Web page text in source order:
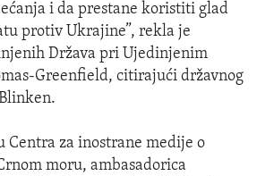
i da prestane koristiti glad
protiv Ukrajine”, rekla je
Država pri Ujedinjenim
Greenfield, citirajući državnog
Centra za inostrane medije o
moru, ambasadorica